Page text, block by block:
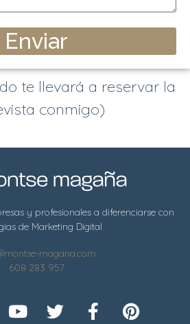
Enviar
te llevará a reservar la
conmigo)
y profesionales a diferenciarse con
de Marketing Digital
magana.com
608 283 957